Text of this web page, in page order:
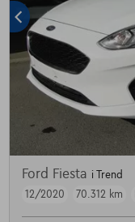
Ford Fiesta i Trend
12/2020
70.312 km